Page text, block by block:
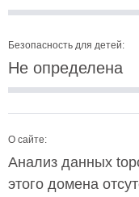
Безопасность для детей:
Не определена
О сайте:
Анализ данных
этого домена